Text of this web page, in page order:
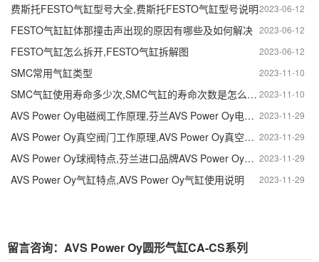
2023-06-12
费斯托FESTO气缸型号大全,费斯托FESTO气缸型号说明
2023-06-12
FESTO气缸缸体那撞击声出现的原因有哪些及如何解决
2023-06-12
FESTO气缸怎么拆开,FESTO气缸拆解图
2023-11-10
SMC常用气缸类型
2023-11-10
SMC气缸使用寿命多少次,SMC气缸的寿命次数是怎么计算
2023-11-29
AVS Power Oy电磁阀工作原理,芬兰AVS Power Oy电磁阀作用
2023-11-29
AVS Power Oy真空阀门工作原理,AVS Power Oy真空阀门怎么安装
2023-11-29
AVS Power Oy球阀特点,芬兰进口品牌AVS Power Oy球阀作用
2023-11-29
AVS Power Oy气缸特点,AVS Power Oy气缸使用说明
留言咨询：AVS Power Oy圆形气缸CA-CS系列